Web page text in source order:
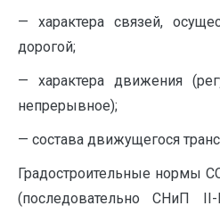
— характера связей,
дорогой;
— характера движения
непрерывное);
— состава движущегося
Градостроительные нормы
(последовательно СНиП